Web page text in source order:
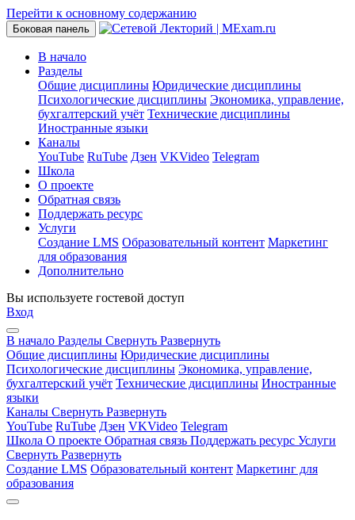
Перейти к основному содержанию
Боковая панель
В начало
Разделы
Общие дисциплины Юридические дисциплины
Психологические дисциплины Экономика, управление,
бухгалтерский учёт Технические дисциплины
Иностранные языки
Каналы
YouTube RuTube Дзен VKVideo Telegram
Школа
О проекте
Обратная связь
Поддержать ресурс
Услуги
Создание LMS Образовательный контент Маркетинг
для образования
Дополнительно
Вы используете гостевой доступ
Вход
В начало Разделы Свернуть Развернуть
Общие дисциплины Юридические дисциплины
Психологические дисциплины Экономика, управление,
бухгалтерский учёт Технические дисциплины Иностранные
языки
Каналы Свернуть Развернуть
YouTube RuTube Дзен VKVideo Telegram
Школа О проекте Обратная связь Поддержать ресурс Услуги
Свернуть Развернуть
Создание LMS Образовательный контент Маркетинг для
образования